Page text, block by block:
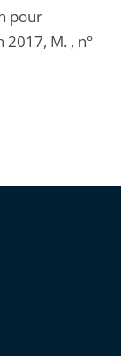
pour
M. , n°